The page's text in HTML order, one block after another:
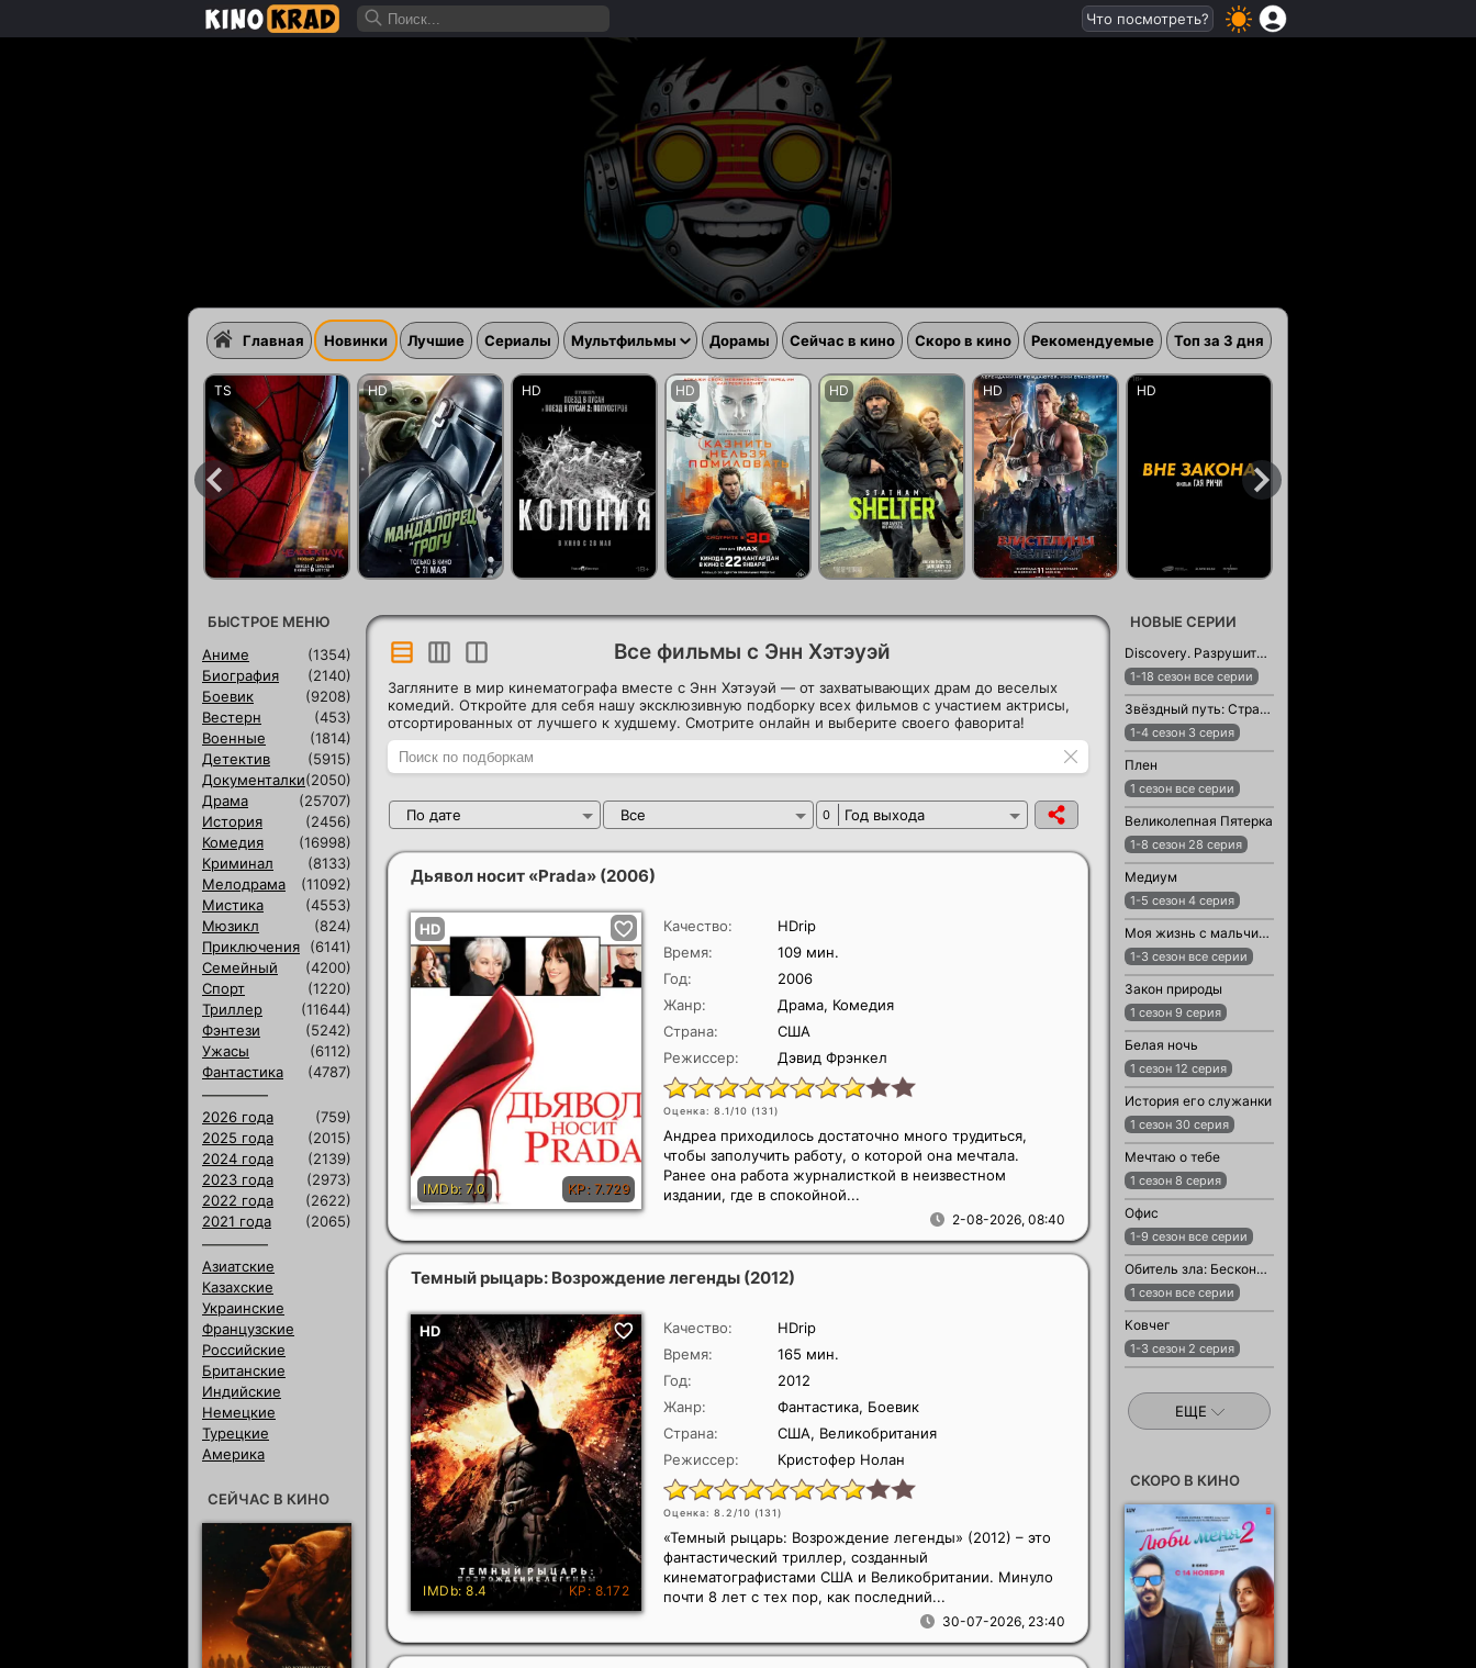
Все фильмы с Энн Хэтэуэй
Загляните в мир кинематографа вместе с Энн Хэтэуэй — от захватывающих драм до веселых
комедий. Откройте для себя нашу эксклюзивную подборку всех фильмов с участием актрисы,
отсортированных от лучшего к худшему. Смотрите онлайн и выберите своего фаворита!
По дате Все 0 Год выхода
Дьявол носит «Prada» (2006)
Качество:
HDrip
Время:
109 мин.
Год:
2006
Жанр:
Драма, Комедия
Страна:
США
Режиссер:
Дэвид Фрэнкел
Оценка: 8.1/10 (131)
2-08-2026, 08:40
Андреа приходилось достаточно много трудиться,
чтобы заполучить работу, о которой она мечтала.
Ранее она работа журналисткой в неизвестном
издании, где в спокойной...
Темный рыцарь: Возрождение легенды (2012)
Качество:
HDrip
Время:
165 мин.
Год:
2012
Жанр:
Фантастика, Боевик
Страна:
США, Великобритания
Режиссер:
Кристофер Нолан
Оценка: 8.2/10 (131)
30-07-2026, 23:40
«Темный рыцарь: Возрождение легенды» (2012) – это
фантастический триллер, созданный
кинематографистами США и Великобритании. Минуло
почти 8 лет с тех пор, как последний...
БЫСТРОЕ МЕНЮ
Аниме
(1354)
Биография
(2140)
Боевик
(9208)
Вестерн
(453)
Военные
(1814)
Детектив
(5915)
Документалки(2050)
Драма
(25707)
История
(2456)
Комедия
(16998)
Криминал
(8133)
Мелодрама
(11092)
Мистика
(4553)
Мюзикл
(824)
Приключения
(6141)
Семейный
(4200)
Спорт
(1220)
Триллер
(11644)
Фэнтези
(5242)
Ужасы
(6112)
Фантастика
(4787)
2026 года
(759)
2025 года
(2015)
2024 года
(2139)
2023 года
(2973)
2022 года
(2622)
2021 года
(2065)
Азиатские
Казахские
Украинские
Французские
Российские
Британские
Индийские
Немецкие
Турецкие
Америка
СЕЙЧАС В КИНО
НОВЫЕ СЕРИИ
Discovery. Разрушители легенд
1-18 сезон все серии
Звёздный путь: Странные новые миры
1-4 сезон 3 серия
Плен
1 сезон все серии
Великолепная Пятерка
1-8 сезон 28 серия
Медиум
1-5 сезон 4 серия
Моя жизнь с мальчиками Уолтер
1-3 сезон все серии
Закон природы
1 сезон 9 серия
Белая ночь
1 сезон 12 серия
История его служанки
1 сезон 30 серия
Мечтаю о тебе
1 сезон 8 серия
Офис
1-9 сезон все серии
Обитель зла: Бесконечная тьма
1 сезон все серии
Ковчег
1-3 сезон 2 серия
ЕЩЕ
СКОРО В КИНО
Главная Новинки Лучшие Сериалы Мультфильмы Дорамы Сейчас в кино Скоро в кино Рекомендуемые Топ за 3 дня
Что посмотреть?